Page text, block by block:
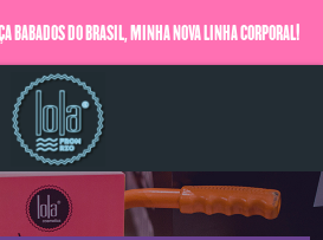
BABADOS DO BRASIL, MINHA NOVA LINHA CORPORAL!
QUERO SABER MAIS